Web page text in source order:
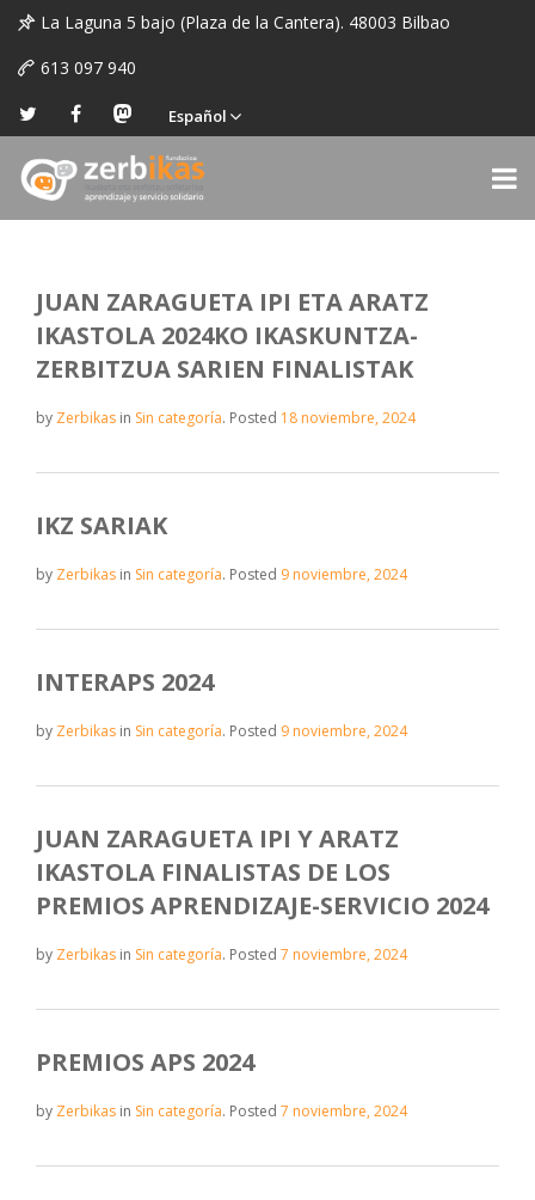
La Laguna 5 bajo (Plaza de la Cantera). 48003 Bilbao
613 097 940
Español
JUAN ZARAGUETA IPI ETA ARATZ
IKASTOLA 2024KO IKASKUNTZA-
ZERBITZUA SARIEN FINALISTAK
by Zerbikas in Sin categoría. Posted 18 noviembre, 2024
IKZ SARIAK
by Zerbikas in Sin categoría. Posted 9 noviembre, 2024
INTERAPS 2024
by Zerbikas in Sin categoría. Posted 9 noviembre, 2024
JUAN ZARAGUETA IPI Y ARATZ
IKASTOLA FINALISTAS DE LOS
PREMIOS APRENDIZAJE-SERVICIO 2024
by Zerbikas in Sin categoría. Posted 7 noviembre, 2024
PREMIOS APS 2024
by Zerbikas in Sin categoría. Posted 7 noviembre, 2024